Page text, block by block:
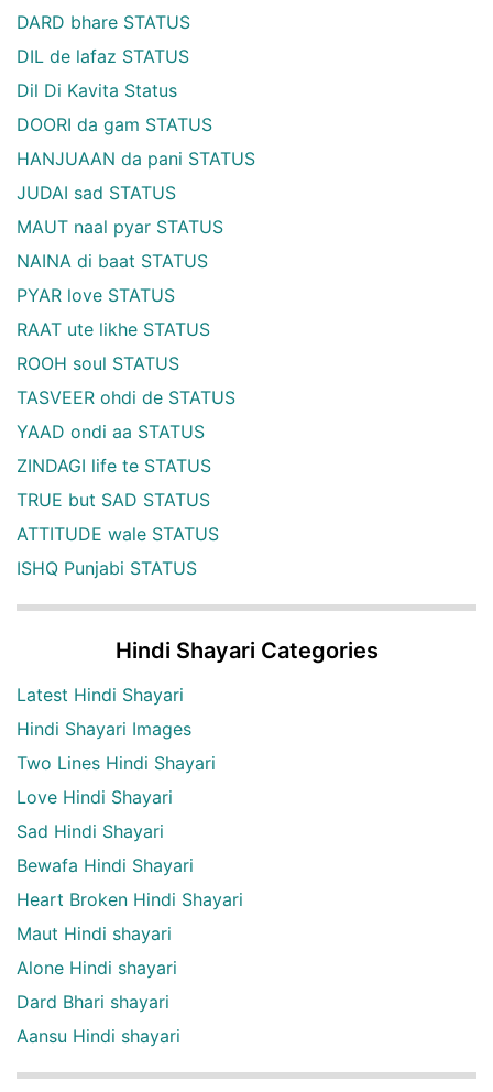
DARD bhare STATUS
DIL de lafaz STATUS
Dil Di Kavita Status
DOORI da gam STATUS
HANJUAAN da pani STATUS
JUDAI sad STATUS
MAUT naal pyar STATUS
NAINA di baat STATUS
PYAR love STATUS
RAAT ute likhe STATUS
ROOH soul STATUS
TASVEER ohdi de STATUS
YAAD ondi aa STATUS
ZINDAGI life te STATUS
TRUE but SAD STATUS
ATTITUDE wale STATUS
ISHQ Punjabi STATUS
Hindi Shayari Categories
Latest Hindi Shayari
Hindi Shayari Images
Two Lines Hindi Shayari
Love Hindi Shayari
Sad Hindi Shayari
Bewafa Hindi Shayari
Heart Broken Hindi Shayari
Maut Hindi shayari
Alone Hindi shayari
Dard Bhari shayari
Aansu Hindi shayari